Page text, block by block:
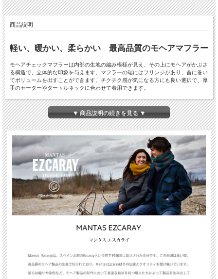
商品説明
軽い、暖かい、柔らかい 最高品質のモヘアマフラー
モヘアチェックマフラーは内部の生地の編み模様が見え、その上にモヘアがかぶさ
る構造で、立体的な印象を与えます。マフラーの端にはフリンジがあり、首に巻い
てボリュームを出すことができます。チクチク感が気になる方にも良い選択で、厚
手のセーターやタートルネックに合わせて着用できます。
モヘア（mohair）とは
モヘアは、「アンゴラヤギ」の毛から作られた天然繊維です。生糸のような独特の
光沢をもっており、毛足が長くて通気性が良いことが特徴の、美しい被毛です。非
常になめらかでシルクのように美しい光沢があるのが特徴です。吸湿性に優れてい
るという特徴もあります。かゆみも出にくく、敏感肌の人にも適しています。丈夫
で耐久性があり、弾力性もあるためシワになりにくいのもメリットです。
MANTAS EZCARAY（マンタスエスカライ）
1930年にスタートした老舗織物メーカー。
糸染め・織り・加工するという工程を熟練した職人が一貫して行うことで品質を維
けています。 自然由来の手法を継承し続けることで、他に類をみない風合いと発
色の良い製品を現代に至るまで生み出し続けています。
▼ 商品説明の続きを見る ▼